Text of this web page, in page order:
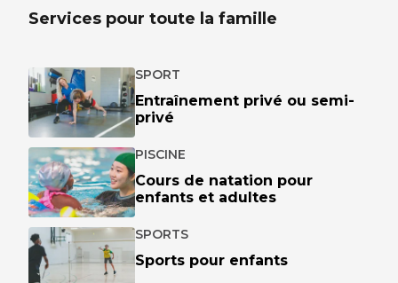
Services pour toute la famille
Entraînement privé ou semi-
privé
SPORT
Cours de natation pour
enfants et adultes
PISCINE
Sports pour enfants
SPORTS